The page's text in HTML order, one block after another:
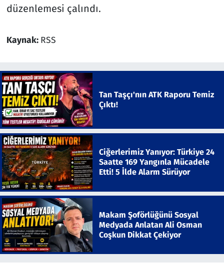
düzenlemesi çalındı.
Kaynak: RSS
Tan Taşçı'nın ATK Raporu Temiz
Çıktı!
Ciğerlerimiz Yanıyor: Türkiye 24
Saatte 169 Yangınla Mücadele
Etti! 5 İlde Alarm Sürüyor
Makam Şoförlüğünü Sosyal
Medyada Anlatan Ali Osman
Coşkun Dikkat Çekiyor